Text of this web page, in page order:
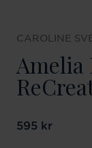
CAROLINE
Amelia
Pris :595 kr
595 kr